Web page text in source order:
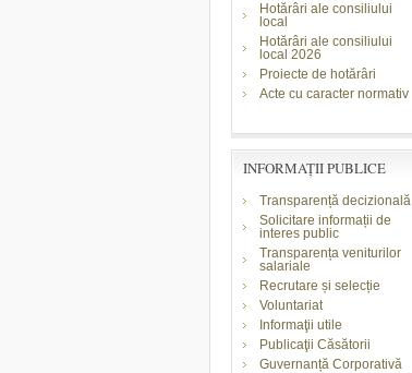
Hotărâri ale consiliului
local
Hotărâri ale consiliului
local 2026
Proiecte de hotărâri
Acte cu caracter normativ
INFORMAŢII PUBLICE
Transparență decizională
Solicitare informații de
interes public
Transparența veniturilor
salariale
Recrutare și selecție
Voluntariat
Informaţii utile
Publicaţii Căsătorii
Guvernanță Corporativă